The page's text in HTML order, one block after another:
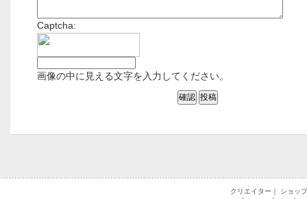
Captcha:
画像の中に見える文字を入力してください。
クリエイター
ショップ